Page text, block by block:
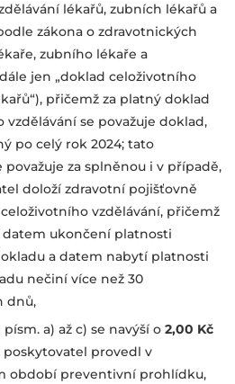
lékařů, zubních lékařů a
zákona o zdravotnických
zubního lékaře a
jen „doklad celoživotního
přičemž za platný doklad
vzdělávání se považuje doklad,
po celý rok 2024; tato
považuje za splněnou i v případě,
doloží zdravotní pojišťovně
vzdělávání, přičemž
ukončení platnosti
a datem nabytí platnosti
nečiní více než 30
dnů,
a) až c) se navýší o 2,00 Kč
poskytovatel provedl v
období preventivní prohlídku,